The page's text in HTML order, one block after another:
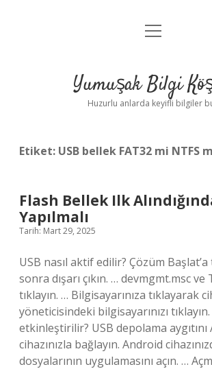
Anasayfa
Yasal Uyarı
menüyü
Yumuşak Bilgi
Huzurlu anlarda keyifli bilgiler
Etiket: USB bellek FAT32 mi NTFS
Flash Bellek Ilk
Yapılmalı
Tarih: Mart 29, 2025
USB nasıl aktif edilir? Çözüm Başlat’a
sonra dışarı çıkın. … devmgmt.msc ve
tıklayın. … Bilgisayarınıza tıklayarak
yöneticisindeki bilgisayarınızı tıklayın.
etkinleştirilir? USB depolama aygıtını
cihazınızla bağlayın. Android
dosyalarının uygulamasını açın. …